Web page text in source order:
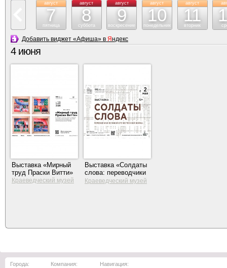
август
7
пятница
август
8
суббота
август
9
воскресение
август
10
понедельник
август
11
вторник
Добавить виджет «Афиша» в Яндекс
4 июня
Выставка «Мирный
труд Праски Витти»
Краеведческий музей
Выставка «Солдаты
слова: переводчики
Великой
Краеведческий музей
Города:
Компания:
Навигация: